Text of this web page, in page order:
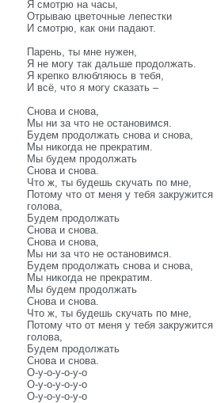
Я смотрю на часы,
Отрываю цветочные лепестки
И смотрю, как они падают.
Парень, ты мне нужен,
Я не могу так дальше продолжать.
Я крепко влюбляюсь в тебя,
И всё, что я могу сказать –
Снова и снова,
Мы ни за что не остановимся.
Будем продолжать снова и снова,
Мы никогда не прекратим.
Мы будем продолжать
Снова и снова.
Что ж, ты будешь скучать по мне,
Потому что от меня у тебя закружится
голова,
Будем продолжать
Снова и снова.
Снова и снова,
Мы ни за что не остановимся.
Будем продолжать снова и снова,
Мы никогда не прекратим.
Мы будем продолжать
Снова и снова.
Что ж, ты будешь скучать по мне,
Потому что от меня у тебя закружится
голова,
Будем продолжать
Снова и снова.
О-у-о-у-о-у-о
О-у-о-у-о-у-о
О-у-о-у-о-у-о